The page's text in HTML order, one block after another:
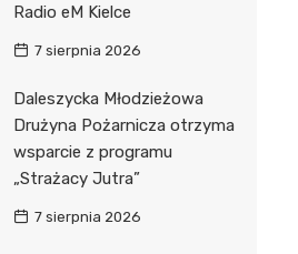
Radio eM Kielce
7 sierpnia 2026
Daleszycka Młodzieżowa
Drużyna Pożarnicza otrzyma
wsparcie z programu
„Strażacy Jutra”
7 sierpnia 2026